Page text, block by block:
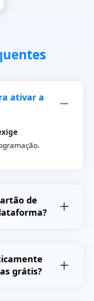
ativar a
de
final do período
grátis?